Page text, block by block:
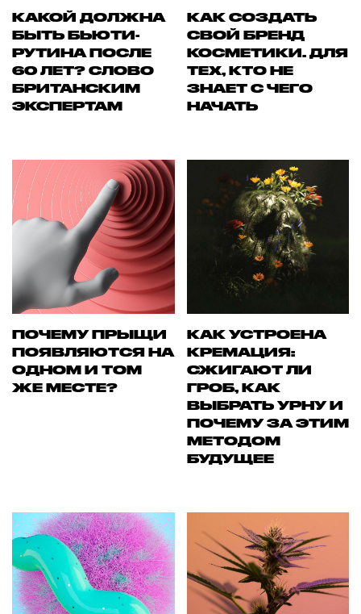
КАКОЙ ДОЛЖНА
БЫТЬ БЬЮТИ-
РУТИНА ПОСЛЕ
60 ЛЕТ? СЛОВО
БРИТАНСКИМ
ЭКСПЕРТАМ
КАК СОЗДАТЬ
СВОЙ БРЕНД
КОСМЕТИКИ. ДЛЯ
ТЕХ, КТО НЕ
ЗНАЕТ С ЧЕГО
НАЧАТЬ
ПОЧЕМУ ПРЫЩИ
ПОЯВЛЯЮТСЯ НА
ОДНОМ И ТОМ
ЖЕ МЕСТЕ?
КАК УСТРОЕНА
КРЕМАЦИЯ:
СЖИГАЮТ ЛИ
ГРОБ, КАК
ВЫБРАТЬ УРНУ И
ПОЧЕМУ ЗА ЭТИМ
МЕТОДОМ
БУДУЩЕЕ